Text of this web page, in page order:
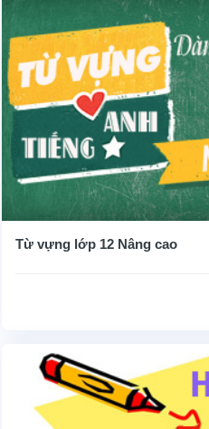
Từ vựng lớp 12 Nâng cao